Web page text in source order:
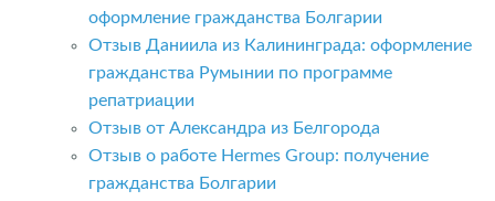
оформление гражданства Болгарии
Отзыв Даниила из Калининграда: оформление
гражданства Румынии по программе
репатриации
Отзыв от Александра из Белгорода
Отзыв о работе Hermes Group: получение
гражданства Болгарии